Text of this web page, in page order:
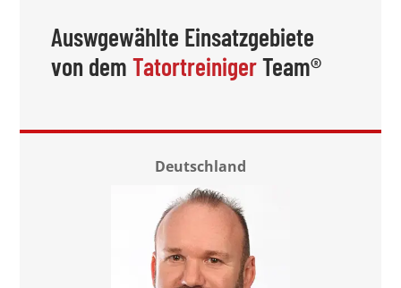
Auswgewählte Einsatzgebiete
von demTatortreinigerTeam®
Deutschland